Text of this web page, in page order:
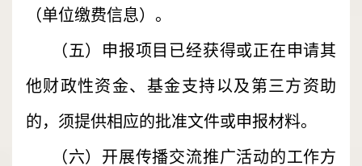
（单位缴费信息）。
（五）申报项目已经获得或正在申请其
他财政性资金、基金支持以及第三方资助
的，须提供相应的批准文件或申报材料。
（六）开展传播交流推广活动的工作方